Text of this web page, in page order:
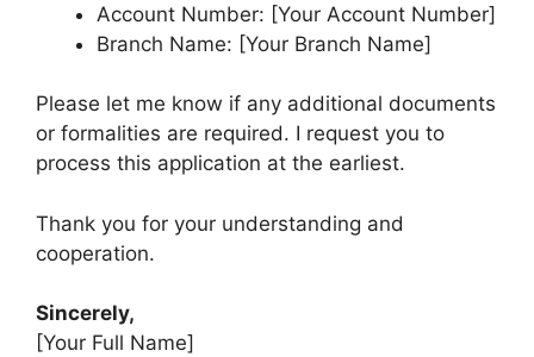
Account Number: [Your Account Number]
Branch Name: [Your Branch Name]
Please let me know if any additional documents
or formalities are required. I request you to
process this application at the earliest.
Thank you for your understanding and
cooperation.
Sincerely,
[Your Full Name]